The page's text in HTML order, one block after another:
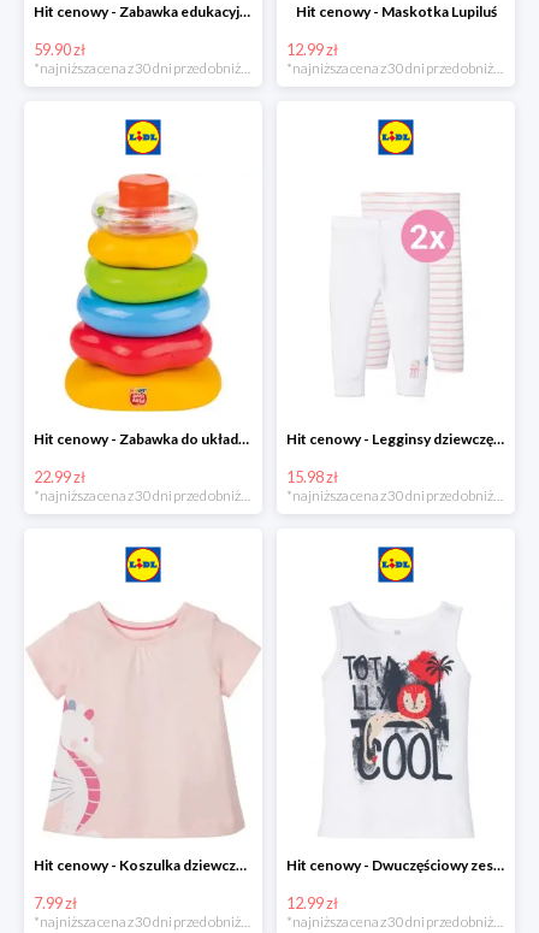
Hit cenowy - Zabawka edukacyjna
59.90 zł
*najniższa cena z 30 dni przed obniżką
Hit cenowy - Maskotka Lupiluś
12.99 zł
*najniższa cena z 30 dni przed obniżką
Hit cenowy - Zabawka do układania, 1 zestaw
22.99 zł
Hit cenowy - Legginsy dziewczęce, 2 pary
15.98 zł
Hit cenowy - Koszulka dziewczęca
7.99 zł
*najniższa cena z 30 dni przed obniżką
Hit cenowy - Dwuczęściowy zestaw chłopięcy
12.99 zł
*najniższa cena z 30 dni przed obniżką